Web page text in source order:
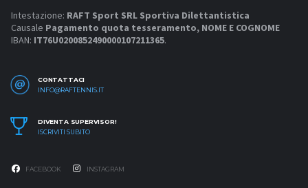
Intestazione: RAFT Sport SRL Sportiva Dilettantistica
Causale Pagamento quota tesseramento, NOME E COGNOME
IBAN: IT76U0200852490000107211365.
CONTATTACI
INFO@RAFTENNIS.IT
DIVENTA SUPERVISOR!
ISCRIVITI SUBITO
FACEBOOK INSTAGRAM